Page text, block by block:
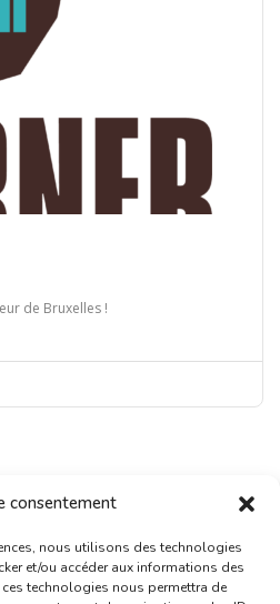
consentement
nous utilisons des technologies
et/ou accéder aux informations des
technologies nous permettra de
de Bruxelles !